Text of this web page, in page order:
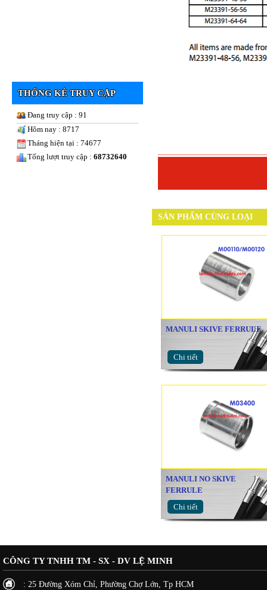
THỐNG KÊ TRUY CẬP
Đang truy cập : 91
Hôm nay : 8717
Tháng hiện tại : 74677
Tổng lượt truy cập : 68732640
SẢN PHẨM CÙNG LOẠI
MANULI SKIVE FERRULE
Chi tiết
MANULI NO SKIVE
FERRULE
Chi tiết
CÔNG TY TNHH TM - SX - DV LỆ MINH
: 25 Đường Xóm Chỉ, Phường Chợ Lớn, Tp HCM